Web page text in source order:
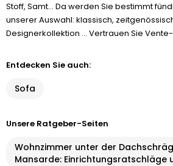
Stoff, Samt... Da werden Sie bestimmt
unserer Auswahl: klassisch,
Designerkollektion ... Vertrauen Sie
Entdecken Sie auch:
Sofa
Unsere Ratgeber-Seiten
Wohnzimmer unter der
Mansarde: Einrichtungsratschläge